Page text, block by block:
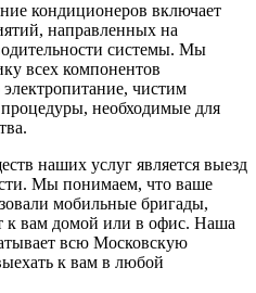
кондиционеров включает
направленных на
системы. Мы
всех компонентов
чистим
необходимые для
наших услуг является выезд
Мы понимаем, что ваше
мобильные бригады,
к вам домой или в офис. Наша
всю Московскую
к вам в любой